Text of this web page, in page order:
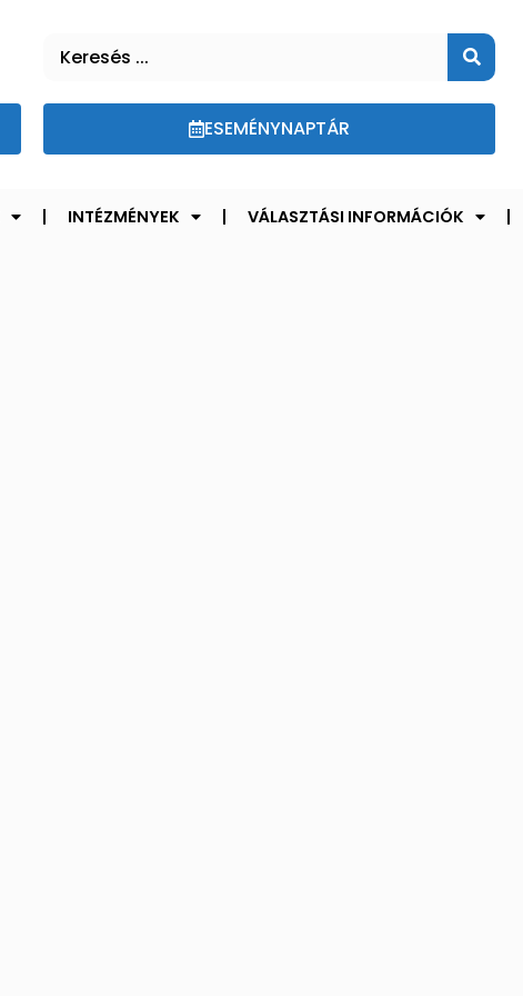
ESEMÉNYNAPTÁR
INTÉZMÉNYEK
VÁLASZTÁSI INFORMÁCIÓK